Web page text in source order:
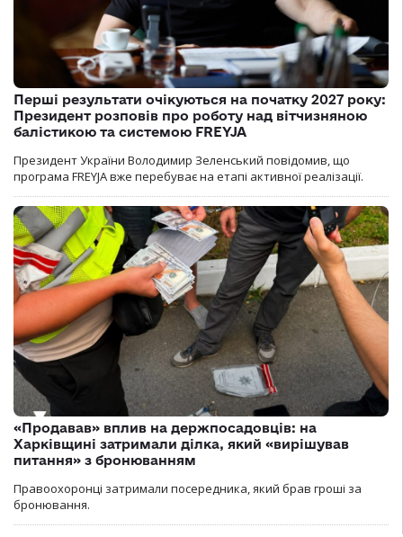
Перші результати очікуються на початку 2027 року:
Президент розповів про роботу над вітчизняною
балістикою та системою FREYJA
Президент України Володимир Зеленський повідомив, що
програма FREYJA вже перебуває на етапі активної реалізації.
«Продавав» вплив на держпосадовців: на
Харківщині затримали ділка, який «вирішував
питання» з бронюванням
Правоохоронці затримали посередника, який брав гроші за
бронювання.